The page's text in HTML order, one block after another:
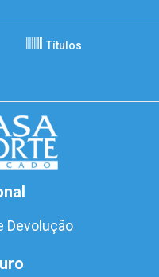
Títulos
Devolução